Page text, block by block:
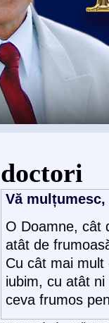
Sie sind hier
doctori
Vă
O Doamne, cât
atât de
Cu cât mai
iubim, cu atât
ceva frumos